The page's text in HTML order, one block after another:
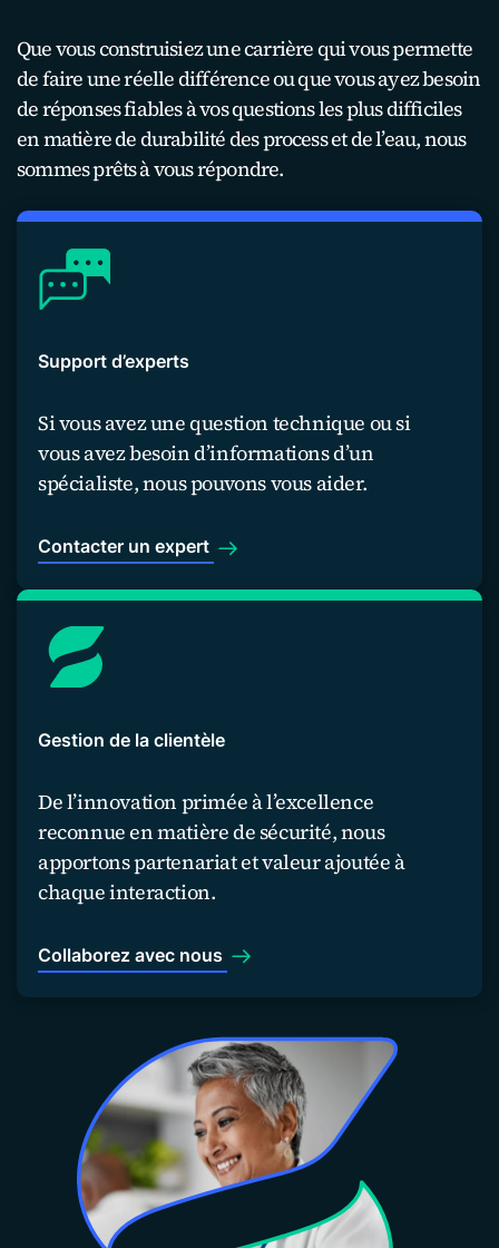
Que vous construisiez une carrière qui vous permette
de faire une réelle différence ou que vous ayez besoin
de réponses fiables à vos questions les plus difficiles
en matière de durabilité des process et de l’eau, nous
sommes prêts à vous répondre.
Support d’experts
Si vous avez une question technique ou si
vous avez besoin d’informations d’un
spécialiste, nous pouvons vous aider.
Contacter un expert
Gestion de la clientèle
De l’innovation primée à l’excellence
reconnue en matière de sécurité, nous
apportons partenariat et valeur ajoutée à
chaque interaction.
Collaborez avec nous